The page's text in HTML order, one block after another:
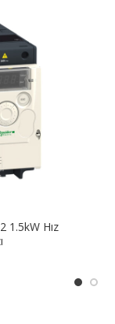
1.5kW Hız